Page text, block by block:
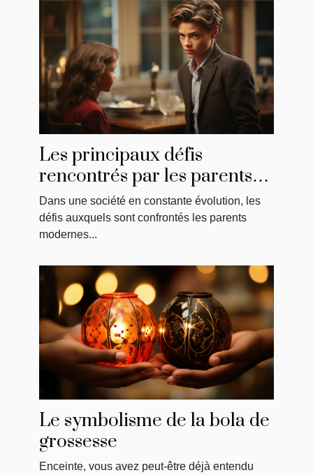
Les principaux défis
rencontrés par les parents
modernes : la solution de
May
Dans une société en constante évolution, les
défis auxquels sont confrontés les parents
modernes...
Le symbolisme de la bola de
grossesse
Enceinte, vous avez peut-être déjà entendu